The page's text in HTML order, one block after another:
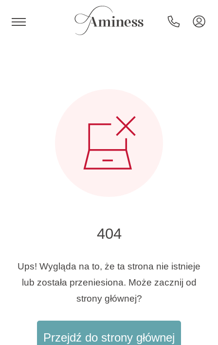
Rodzaje wypoczynku
404
Ups! Wygląda na to, że ta strona nie istnieje
lub została przeniesiona. Może zacznij od
strony głównej?
Przejdź do strony głównej